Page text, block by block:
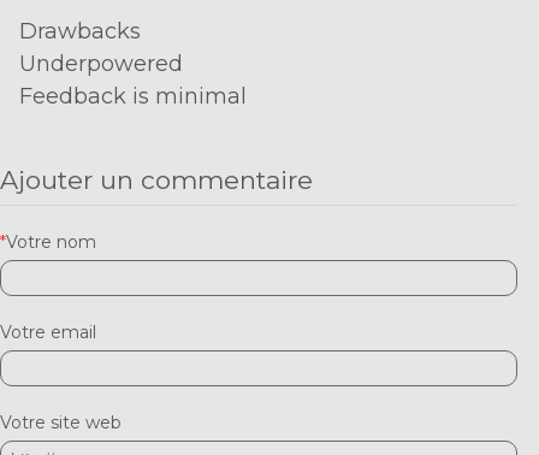
Drawbacks
Underpowered
Feedback is minimal
Ajouter un commentaire
*Votre nom
Votre email
Votre site web